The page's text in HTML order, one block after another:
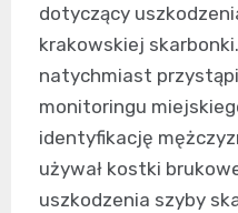
dotyczący
krakowskiej
natychmiast
monitoringu
identyfikację
używał kostki
uszkodzenia szyby